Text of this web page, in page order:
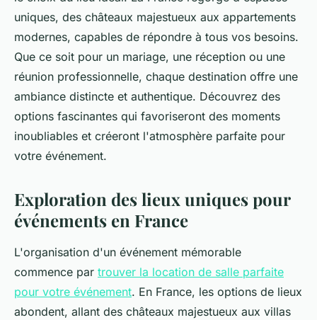
france
gervais• 26 janvier 2025•3 min de lecture
uniques, des châteaux majestueux aux appartements
modernes, capables de répondre à tous vos besoins.
Que ce soit pour un mariage, une réception ou une
réunion professionnelle, chaque destination offre une
ambiance distincte et authentique. Découvrez des
options fascinantes qui favoriseront des moments
inoubliables et créeront l'atmosphère parfaite pour
votre événement.
Exploration des lieux uniques pour
événements en France
L'organisation d'un événement mémorable
commence par trouver la location de salle parfaite
pour votre événement. En France, les options de lieux
abondent, allant des châteaux majestueux aux villas